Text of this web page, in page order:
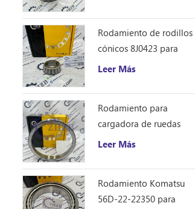
Rodamiento de rodillos
cónicos 8J0423 para
excavadora Caterpillar
Leer Más
Rodamiento para
cargadora de ruedas
Caterpillar 8S9076
Leer Más
Rodamiento Komatsu
56D-22-22350 para